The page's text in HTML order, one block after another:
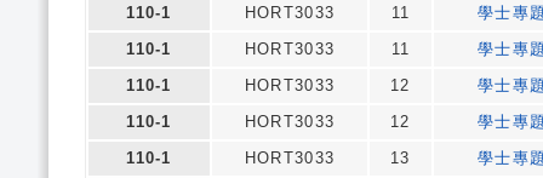
110-1
HORT3033 11
學士專
110-1
HORT3033 11
學士專
110-1
HORT3033 12
學士專
110-1
HORT3033 12
學士專
110-1
HORT3033 13
學士專